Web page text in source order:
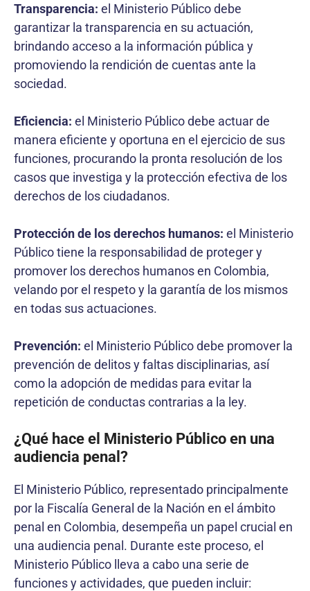
Transparencia: el Ministerio Público debe
garantizar la transparencia en su actuación,
brindando acceso a la información pública y
promoviendo la rendición de cuentas ante la
sociedad.
Eficiencia: el Ministerio Público debe actuar de
manera eficiente y oportuna en el ejercicio de sus
funciones, procurando la pronta resolución de los
casos que investiga y la protección efectiva de los
derechos de los ciudadanos.
Protección de los derechos humanos: el Ministerio
Público tiene la responsabilidad de proteger y
promover los derechos humanos en Colombia,
velando por el respeto y la garantía de los mismos
en todas sus actuaciones.
Prevención: el Ministerio Público debe promover la
prevención de delitos y faltas disciplinarias, así
como la adopción de medidas para evitar la
repetición de conductas contrarias a la ley.
¿Qué hace el Ministerio Público en una
audiencia penal?
El Ministerio Público, representado principalmente
por la Fiscalía General de la Nación en el ámbito
penal en Colombia, desempeña un papel crucial en
una audiencia penal. Durante este proceso, el
Ministerio Público lleva a cabo una serie de
funciones y actividades, que pueden incluir: